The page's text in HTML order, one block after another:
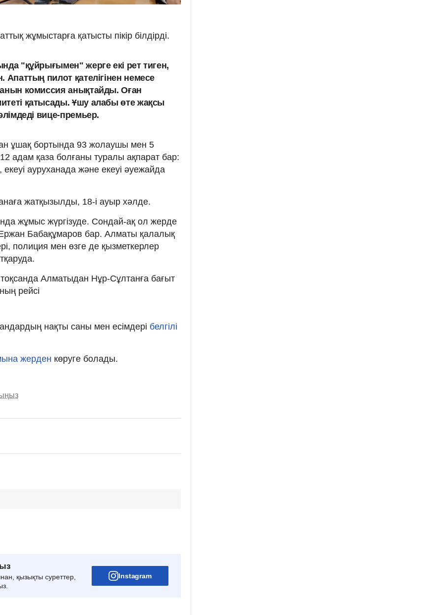
жұмыстарға қатысты пікір білдірді.
"құйрығымен" жерге екі рет тиген,
Апаттың пилот қателігінен немесе
комиссия анықтайды. Оған
қатысады. Ұшу алабы өте жақсы
вице-премьер.
ұшақ бортында 93 жолаушы мен 5
адам қаза болғаны туралы ақпарат бар:
екеуі ауруханада және екеуі әуежайда
жатқызылды, 18-і ауыр хәлде.
жұмыс жүргізуде. Сондай-ақ ол жерде
Бабақұмаров бар. Алматы қалалық
полиция мен өзге де қызметкерлер
Алматыдан Нұр-Сұлтанға бағыт
рейсі
нақты саны мен есімдері белгілі
жерден көруге болады.
қызықты суреттер,
Instagram